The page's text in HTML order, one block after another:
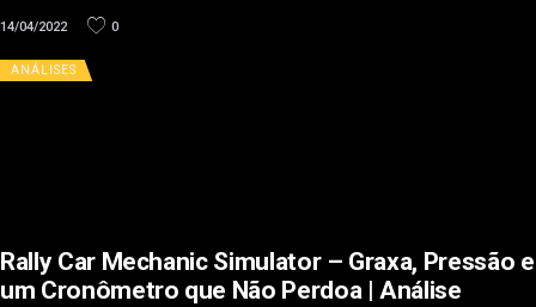
14/04/2022 0
ANÁLISES
Rally Car Mechanic Simulator – Graxa, Pressão e
um Cronômetro que Não Perdoa | Análise